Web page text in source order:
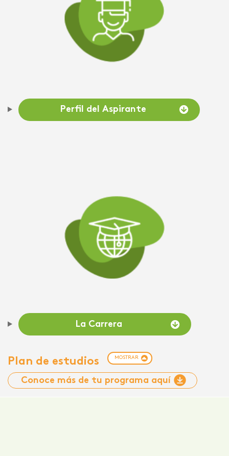
Perfil del Aspirante
La Carrera
Plan de estudios MOSTRAR
Conoce más de tu programa aquí